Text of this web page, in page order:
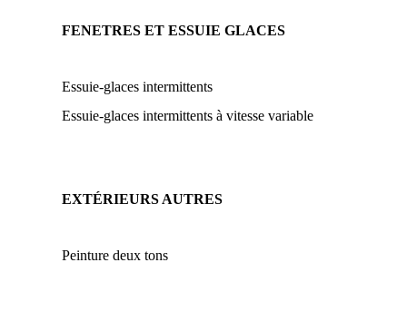
FENETRES ET ESSUIE GLACES
Essuie-glaces intermittents
Essuie-glaces intermittents à vitesse variable
EXTÉRIEURS AUTRES
Peinture deux tons